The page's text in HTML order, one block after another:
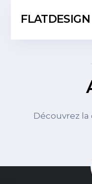
FLATDESIGN
Découvrez